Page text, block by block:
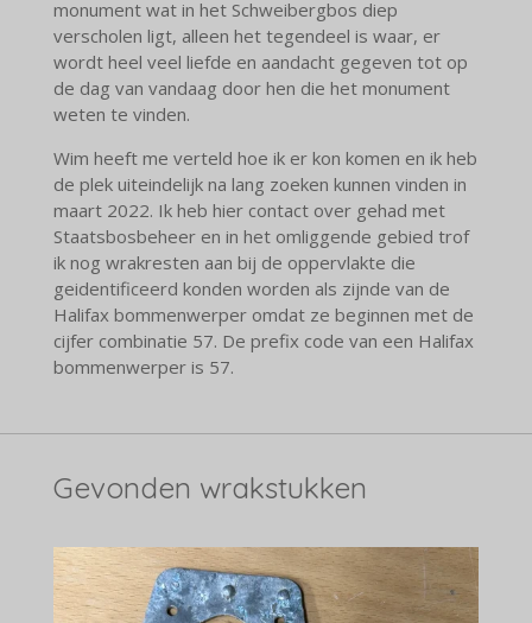
monument wat in het Schweibergbos diep
verscholen ligt, alleen het tegendeel is waar, er
wordt heel veel liefde en aandacht gegeven tot op
de dag van vandaag door hen die het monument
weten te vinden.
Wim heeft me verteld hoe ik er kon komen en ik heb
de plek uiteindelijk na lang zoeken kunnen vinden in
maart 2022. Ik heb hier contact over gehad met
Staatsbosbeheer en in het omliggende gebied trof
ik nog wrakresten aan bij de oppervlakte die
geidentificeerd konden worden als zijnde van de
Halifax bommenwerper omdat ze beginnen met de
cijfer combinatie 57. De prefix code van een Halifax
bommenwerper is 57.
Gevonden wrakstukken